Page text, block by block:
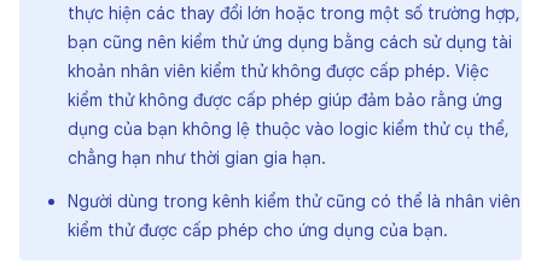
thực hiện các thay đổi lớn hoặc trong một số trường hợp,
bạn cũng nên kiểm thử ứng dụng bằng cách sử dụng tài
khoản nhân viên kiểm thử không được cấp phép. Việc
kiểm thử không được cấp phép giúp đảm bảo rằng ứng
dụng của bạn không lệ thuộc vào logic kiểm thử cụ thể,
chẳng hạn như thời gian gia hạn.
Người dùng trong kênh kiểm thử cũng có thể là nhân viên
kiểm thử được cấp phép cho ứng dụng của bạn.